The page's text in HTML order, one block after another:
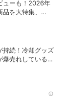
ューも！2026年
を大特集、
持続！冷却グッズ
売れしている理